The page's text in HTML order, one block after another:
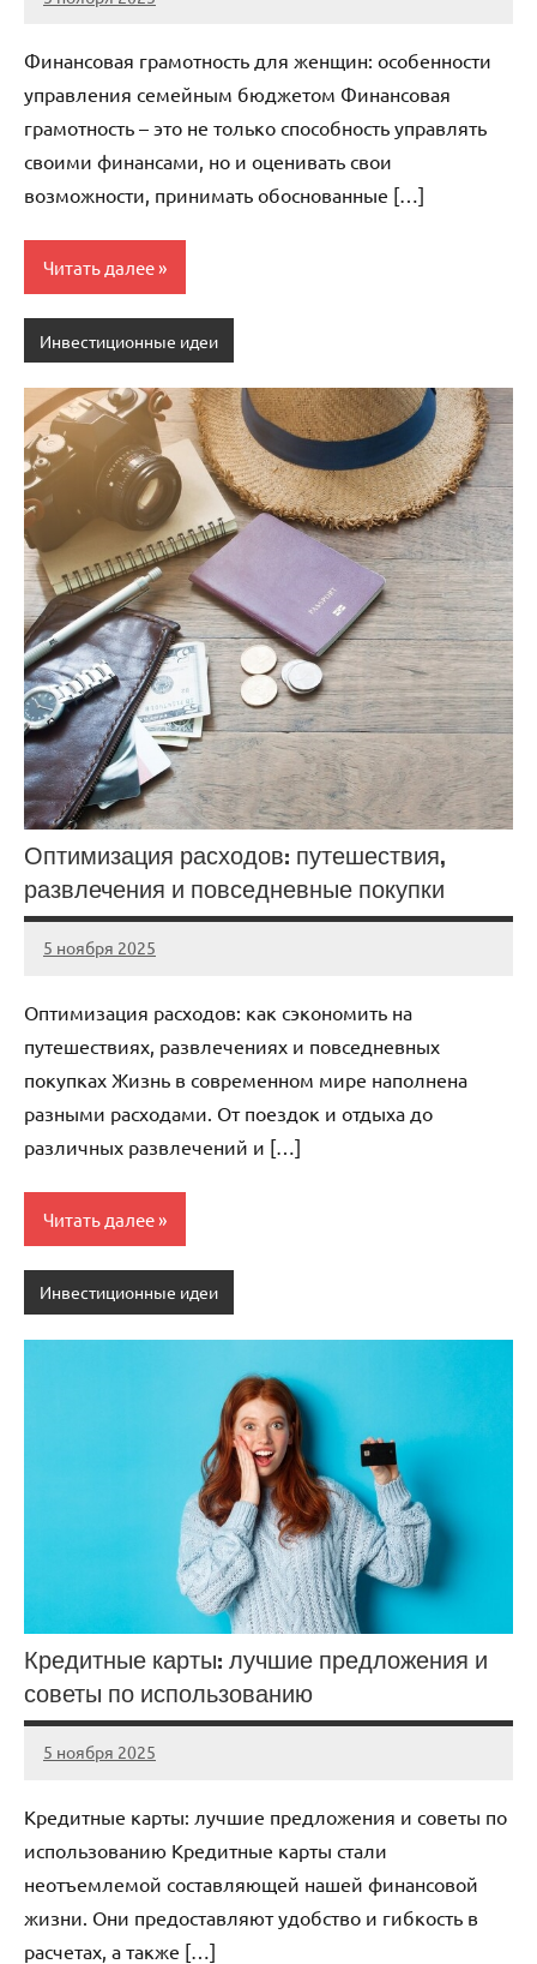
cement_zavod
Нет
Финансовая грамотность для женщин: особенности
управления семейным бюджетом Финансовая
грамотность – это не только способность управлять
своими финансами, но и оценивать свои
возможности, принимать обоснованные […]
Читать далее
Инвестиционные идеи
Оптимизация расходов: путешествия,
развлечения и повседневные покупки
5 ноября 2025
cement_zavod
Нет
Оптимизация расходов: как сэкономить на
путешествиях, развлечениях и повседневных
покупках Жизнь в современном мире наполнена
разными расходами. От поездок и отдыха до
различных развлечений и […]
Читать далее
Инвестиционные идеи
Кредитные карты: лучшие предложения и
советы по использованию
5 ноября 2025
cement_zavod
Нет
Кредитные карты: лучшие предложения и советы по
использованию Кредитные карты стали
неотъемлемой составляющей нашей финансовой
жизни. Они предоставляют удобство и гибкость в
расчетах, а также […]